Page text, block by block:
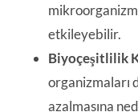
etkileyebilir.
Biyoçeşitlilik
organizmaları
azalmasına